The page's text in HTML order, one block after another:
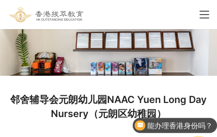
邻舍辅导会元朗幼儿园NAAC Yuen Long Day
Nursery（元朗区幼稚园）
能办理香港身份吗？